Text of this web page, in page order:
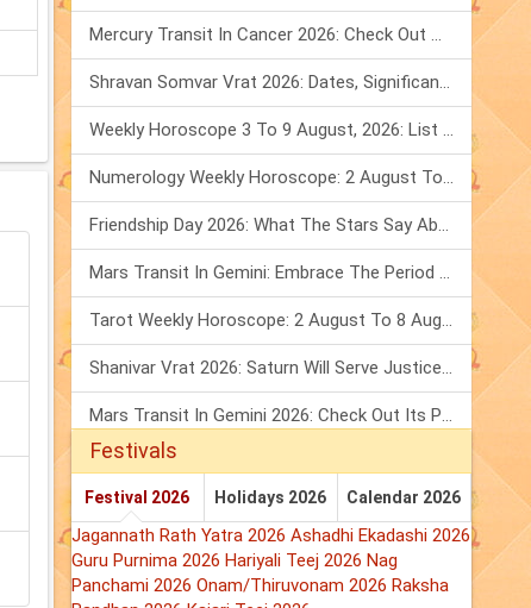
Mercury Transit In Cancer 2026: Check Out What It Brings For You
Shravan Somvar Vrat 2026: Dates, Significance & Rituals In August
Weekly Horoscope 3 To 9 August, 2026: List Of Fasts & Festivals
Numerology Weekly Horoscope: 2 August To 8 August, 2026
Friendship Day 2026: What The Stars Say About Your Best Friend!
Mars Transit In Gemini: Embrace The Period Full Of Energy & Intelligence
Tarot Weekly Horoscope: 2 August To 8 August, 2026
Shanivar Vrat 2026: Saturn Will Serve Justice In Sawan Month!
Mars Transit In Gemini 2026: Check Out Its Positive & Negative Impact
Festivals
Festival 2026 Holidays 2026 Calendar 2026
Jagannath Rath Yatra 2026 Ashadhi Ekadashi 2026
Guru Purnima 2026 Hariyali Teej 2026 Nag
Panchami 2026 Onam/Thiruvonam 2026 Raksha